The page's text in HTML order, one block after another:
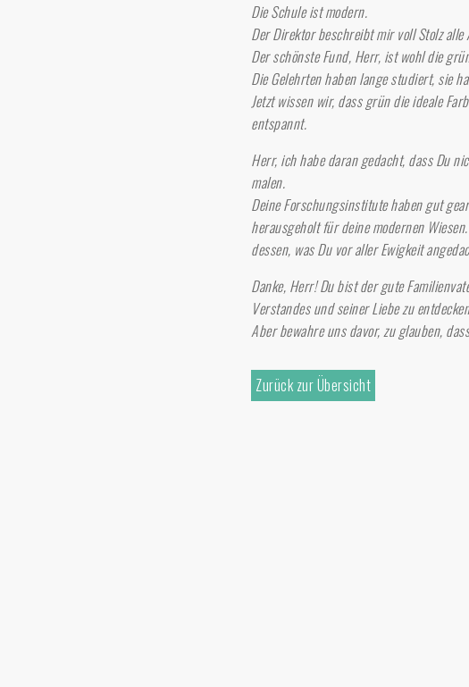
Die Schule ist modern.
Der Direktor beschreibt mir voll Stolz alle
Der schönste Fund, Herr, ist wohl die
Die Gelehrten haben lange studiert, sie
Jetzt wissen wir, dass grün die ideale
entspannt.
Herr, ich habe daran gedacht, dass Du
malen.
Deine Forschungsinstitute haben gut
herausgeholt für deine modernen
dessen, was Du vor aller Ewigkeit
Danke, Herr! Du bist der gute
Verstandes und seiner Liebe zu
Aber bewahre uns davor, zu glauben,
Zurück zur Übersicht